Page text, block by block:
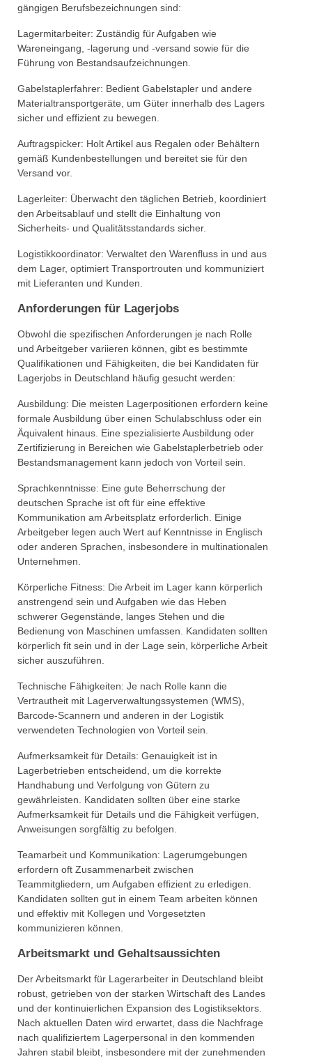
gängigen Berufsbezeichnungen sind:
Lagermitarbeiter: Zuständig für Aufgaben wie
Wareneingang, -lagerung und -versand sowie für die
Führung von Bestandsaufzeichnungen.
Gabelstaplerfahrer: Bedient Gabelstapler und andere
Materialtransportgeräte, um Güter innerhalb des Lagers
sicher und effizient zu bewegen.
Auftragspicker: Holt Artikel aus Regalen oder Behältern
gemäß Kundenbestellungen und bereitet sie für den
Versand vor.
Lagerleiter: Überwacht den täglichen Betrieb, koordiniert
den Arbeitsablauf und stellt die Einhaltung von
Sicherheits- und Qualitätsstandards sicher.
Logistikkoordinator: Verwaltet den Warenfluss in und aus
dem Lager, optimiert Transportrouten und kommuniziert
mit Lieferanten und Kunden.
Anforderungen für Lagerjobs
Obwohl die spezifischen Anforderungen je nach Rolle
und Arbeitgeber variieren können, gibt es bestimmte
Qualifikationen und Fähigkeiten, die bei Kandidaten für
Lagerjobs in Deutschland häufig gesucht werden:
Ausbildung: Die meisten Lagerpositionen erfordern keine
formale Ausbildung über einen Schulabschluss oder ein
Äquivalent hinaus. Eine spezialisierte Ausbildung oder
Zertifizierung in Bereichen wie Gabelstaplerbetrieb oder
Bestandsmanagement kann jedoch von Vorteil sein.
Sprachkenntnisse: Eine gute Beherrschung der
deutschen Sprache ist oft für eine effektive
Kommunikation am Arbeitsplatz erforderlich. Einige
Arbeitgeber legen auch Wert auf Kenntnisse in Englisch
oder anderen Sprachen, insbesondere in multinationalen
Unternehmen.
Körperliche Fitness: Die Arbeit im Lager kann körperlich
anstrengend sein und Aufgaben wie das Heben
schwerer Gegenstände, langes Stehen und die
Bedienung von Maschinen umfassen. Kandidaten sollten
körperlich fit sein und in der Lage sein, körperliche Arbeit
sicher auszuführen.
Technische Fähigkeiten: Je nach Rolle kann die
Vertrautheit mit Lagerverwaltungssystemen (WMS),
Barcode-Scannern und anderen in der Logistik
verwendeten Technologien von Vorteil sein.
Aufmerksamkeit für Details: Genauigkeit ist in
Lagerbetrieben entscheidend, um die korrekte
Handhabung und Verfolgung von Gütern zu
gewährleisten. Kandidaten sollten über eine starke
Aufmerksamkeit für Details und die Fähigkeit verfügen,
Anweisungen sorgfältig zu befolgen.
Teamarbeit und Kommunikation: Lagerumgebungen
erfordern oft Zusammenarbeit zwischen
Teammitgliedern, um Aufgaben effizient zu erledigen.
Kandidaten sollten gut in einem Team arbeiten können
und effektiv mit Kollegen und Vorgesetzten
kommunizieren können.
Arbeitsmarkt und Gehaltsaussichten
Der Arbeitsmarkt für Lagerarbeiter in Deutschland bleibt
robust, getrieben von der starken Wirtschaft des Landes
und der kontinuierlichen Expansion des Logistiksektors.
Nach aktuellen Daten wird erwartet, dass die Nachfrage
nach qualifiziertem Lagerpersonal in den kommenden
Jahren stabil bleibt, insbesondere mit der zunehmenden